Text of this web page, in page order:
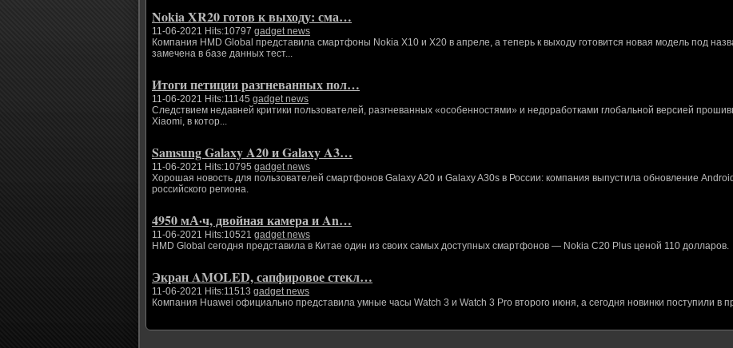
Nokia XR20 готов к выходу: сма…
11-06-2021 Hits:10797 gadget news
Компания HMD Global представила смартфоны Nokia X10 и X20 в апреле, а теперь к выходу готовится новая модель под
замечена в базе данных тест...
Итоги петиции разгневанных пол…
11-06-2021 Hits:11145 gadget news
Следствием недавней критики пользователей, разгневанных «особенностями» и недоработками глобальной версией
Xiaomi, в котор...
Samsung Galaxy A20 и Galaxy A3…
11-06-2021 Hits:10795 gadget news
Хорошая новость для пользователей смартфонов Galaxy A20 и Galaxy A30s в России: компания выпустила обновление
российского региона.
4950 мА·ч, двойная камера и An…
11-06-2021 Hits:10521 gadget news
HMD Global сегодня представила в Китае один из своих самых доступных смартфонов — Nokia C20 Plus ценой 110 долларов.
Экран AMOLED, сапфировое стекл…
11-06-2021 Hits:11513 gadget news
Компания Huawei официально представила умные часы Watch 3 и Watch 3 Pro второго июня, а сегодня новинки поступили в